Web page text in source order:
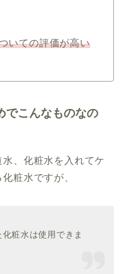
いての評価が高い
でこんなものなの
、化粧水を入れてケ
粧水ですが、
粧水は使用できま